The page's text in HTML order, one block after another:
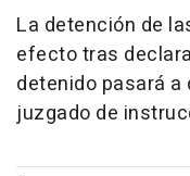
La detención de
efecto tras
detenido pasará
juzgado de